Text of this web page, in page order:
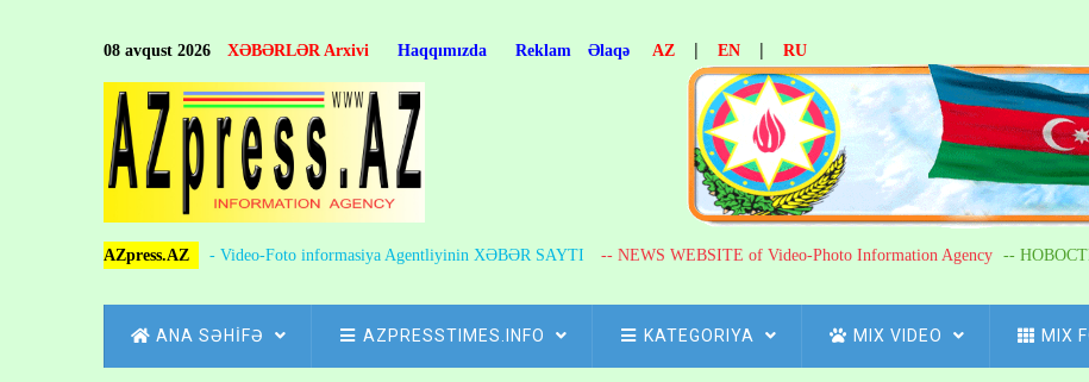
08 avqust 2026 XƏBƏRLƏR Arxivi Haqqımızda Reklam Əlaqə AZ | EN | RU
AZpress.AZ - Video-Foto informasiya Agentliyinin XƏBƏR SAYTI -- NEWS WEBSITE of Video-Photo Information Agency --
MAIN
NAVIGATION
ANA SƏHİFƏ AZPRESSTIMES.INFO KATEGORIYA MIX VIDEO MIX